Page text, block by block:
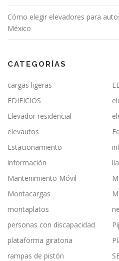
Cómo elegir elevadores para
México
CATEGORÍAS
cargas ligeras
EDIFICIOS
Elevador residencial
elevautos
Estacionamiento
información
Mantenimiento Móvil
Montacargas
montaplatos
personas con discapacidad
plataforma giratoria
rampas de pistón